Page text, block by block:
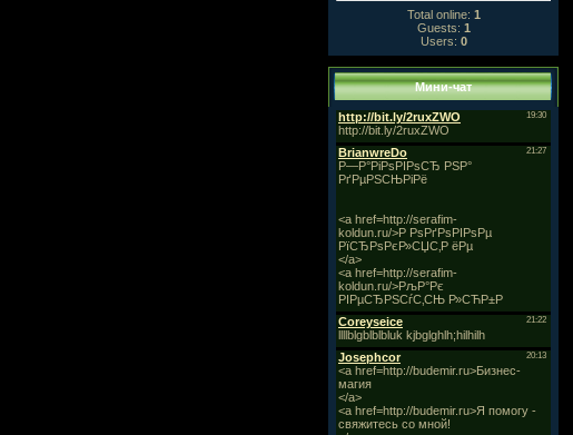
Total online: 1
Guests: 1
Users: 0
Мини-чат